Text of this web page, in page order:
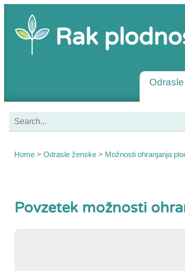
Rak
Home > Odrasle ženske > Možnosti ohranjanja
Povzetek možnosti